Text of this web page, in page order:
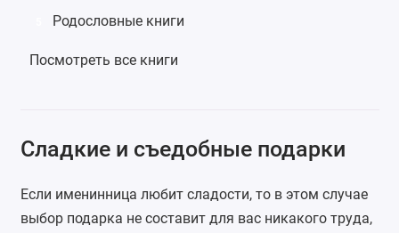
Родословные книги
Посмотреть все книги
Сладкие и съедобные подарки
Если именинница любит сладости, то в этом случае
выбор подарка не составит для вас никакого труда,